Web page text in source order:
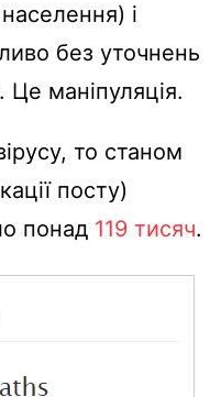
і
без уточнень
Це маніпуляція.
то станом
посту)
понад 119 тисяч.